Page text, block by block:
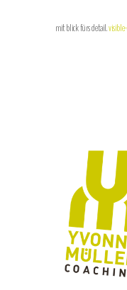
mit blick fürs detail.